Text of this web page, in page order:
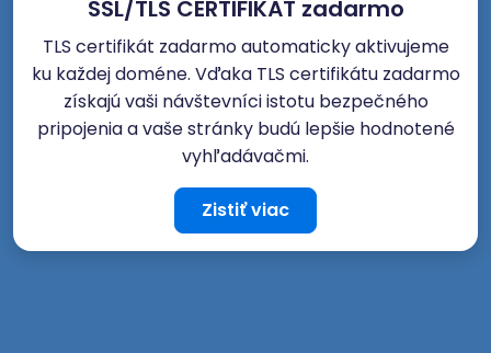
SSL/TLS CERTIFIKÁT zadarmo
TLS certifikát zadarmo automaticky aktivujeme
ku každej doméne. Vďaka TLS certifikátu zadarmo
získajú vaši návštevníci istotu bezpečného
pripojenia a vaše stránky budú lepšie hodnotené
vyhľadávačmi.
Zistiť viac